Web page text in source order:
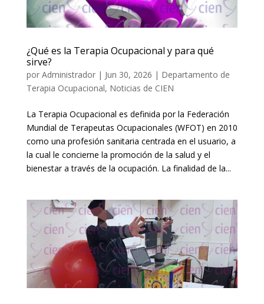
¿Qué es la Terapia Ocupacional y para qué
sirve?
por Administrador| Jun 30, 2026 | Departamento de
Terapia Ocupacional, Noticias de CIEN
La Terapia Ocupacional es definida por la Federación
Mundial de Terapeutas Ocupacionales (WFOT) en 2010
como una profesión sanitaria centrada en el usuario, a
la cual le concierne la promoción de la salud y el
bienestar a través de la ocupación. La finalidad de la...